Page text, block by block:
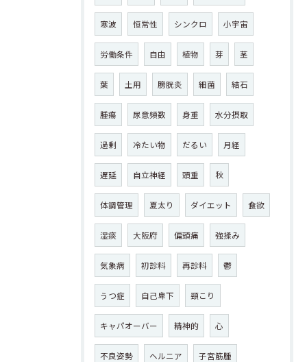
寒波 恒常性 シンクロ 小宇宙
労働条件 自由 植物 芽 茎
葉 土用 膀胱炎 細菌 結石
腫瘍 尿意頻数 身重 水分摂取
過剰 冷たい物 だるい 月経
遅延 自立神経 頭重 秋
体調管理 夏太り ダイエット 食欲
湿痰 大阪府 偏頭痛 強揉み
気象病 初診料 再診料 鬱
うつ症 自己卑下 頸こり
キャパオーバー 精神的 心
不良姿勢 ヘルニア 子宮筋腫